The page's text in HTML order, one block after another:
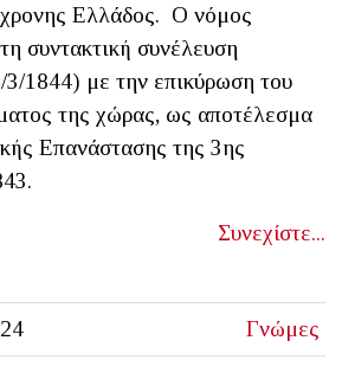
Ελλάδος. O νόμος
συντακτική συνέλευση
3/1844) με την επικύρωση του
της χώρας, ως αποτέλεσμα
Επανάστασης της 3ης
Συνεχίστε...
Γνώμες